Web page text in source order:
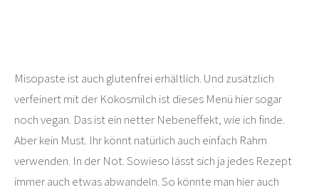
Misopaste ist auch glutenfrei erhältlich. Und zusätzlich
verfeinert mit der Kokosmilch ist dieses Menü hier sogar
noch vegan. Das ist ein netter Nebeneffekt, wie ich finde.
Aber kein Must. Ihr könnt natürlich auch einfach Rahm
verwenden. In der Not. Sowieso lässt sich ja jedes Rezept
immer auch etwas abwandeln. So könnte man hier auch